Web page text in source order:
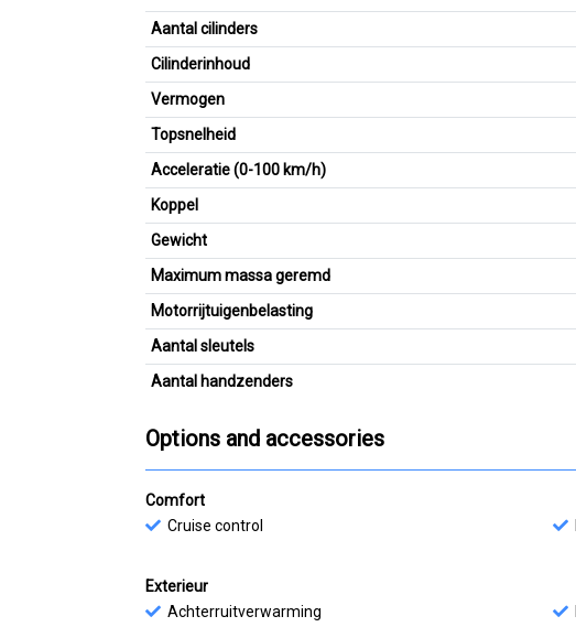
Aantal cilinders
Cilinderinhoud
Vermogen
Topsnelheid
Acceleratie (0-100 km/h)
Koppel
Gewicht
Maximum massa geremd
Motorrijtuigenbelasting
Aantal sleutels
Aantal handzenders
Options and accessories
Comfort
Cruise control
Exterieur
Achterruitverwarming